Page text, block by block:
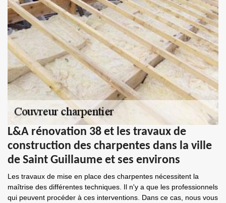
L&A rénovation 38 et les travaux de
construction des charpentes dans la ville
de Saint Guillaume et ses environs
Les travaux de mise en place des charpentes nécessitent la
maîtrise des différentes techniques. Il n'y a que les professionnels
qui peuvent procéder à ces interventions. Dans ce cas, nous vous